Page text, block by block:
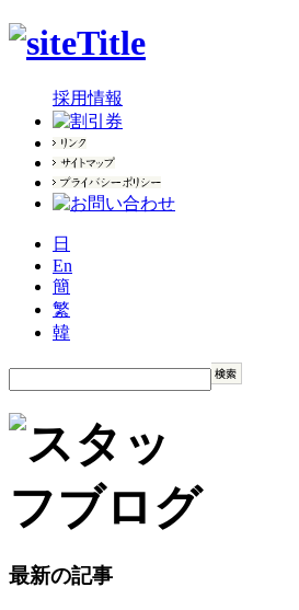
採用情報
日
En
簡
繁
韓
最新の記事